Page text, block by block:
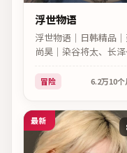
浮世物语
浮世物语｜日韩精品
尚昊｜染谷将太、长
险类型，上映时间
10月15日。
冒险 6.2万10
最新